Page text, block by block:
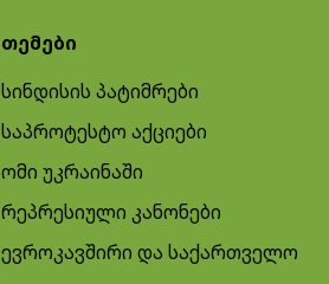
თემები
სინდისის პატიმრები
საპროტესტო აქციები
ომი უკრაინაში
რეპრესიული კანონები
ევროკავშირი და საქართველო